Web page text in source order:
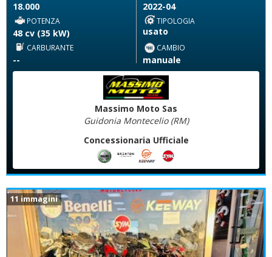
18.000 2022-04
POTENZA
48 cv (35 kW)
TIPOLOGIA
usato
CARBURANTE
--
CAMBIO
manuale
Massimo Moto Sas
Guidonia Montecelio (RM)
Concessionaria Ufficiale
11 immagini